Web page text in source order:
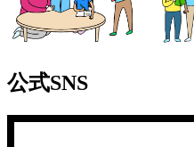
公式SNS